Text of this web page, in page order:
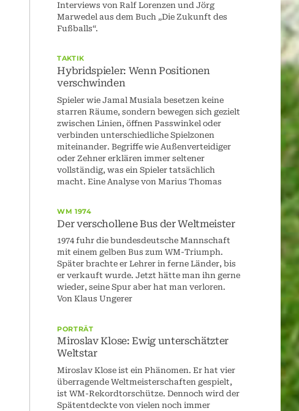
Interviews von Ralf Lorenzen und Jörg
Marwedel aus dem Buch „Die Zukunft des
Fußballs“.
TAKTIK
Hybridspieler: Wenn Positionen
verschwinden
Spieler wie Jamal Musiala besetzen keine
starren Räume, sondern bewegen sich gezielt
zwischen Linien, öffnen Passwinkel oder
verbinden unterschiedliche Spielzonen
miteinander. Begriffe wie Außenverteidiger
oder Zehner erklären immer seltener
vollständig, was ein Spieler tatsächlich
macht. Eine Analyse von Marius Thomas
WM 1974
Der verschollene Bus der Weltmeister
1974 fuhr die bundesdeutsche Mannschaft
mit einem gelben Bus zum WM-Triumph.
Später brachte er Lehrer in ferne Länder, bis
er verkauft wurde. Jetzt hätte man ihn gerne
wieder, seine Spur aber hat man verloren.
Von Klaus Ungerer
PORTRÄT
Miroslav Klose: Ewig unterschätzter
Weltstar
Miroslav Klose ist ein Phänomen. Er hat vier
überragende Weltmeisterschaften gespielt,
ist WM-Rekordtorschütze. Dennoch wird der
Spätentdeckte von vielen noch immer